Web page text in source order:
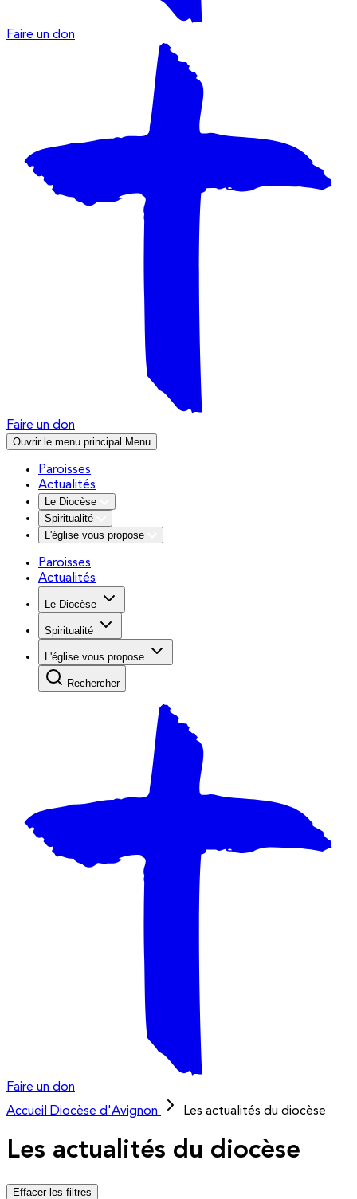
Faire un don
Faire un don
Ouvrir le menu principal Menu
Paroisses
Actualités
Le Diocèse
Spiritualité
L'église vous propose
Paroisses
Actualités
Le Diocèse
Spiritualité
L'église vous propose
Rechercher
Faire un don
Accueil
Diocèse d'Avignon Les actualités du diocèse
Les actualités du diocèse
Effacer les filtres